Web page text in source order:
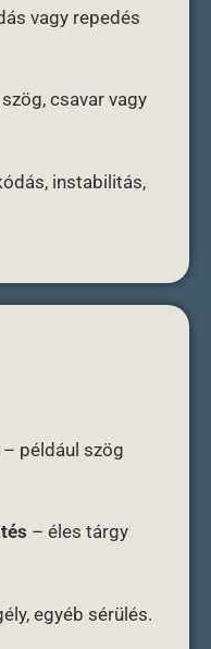
vagy repedés
csavar vagy
instabilitás,
– például szög
– éles tárgy
egyéb sérülés.